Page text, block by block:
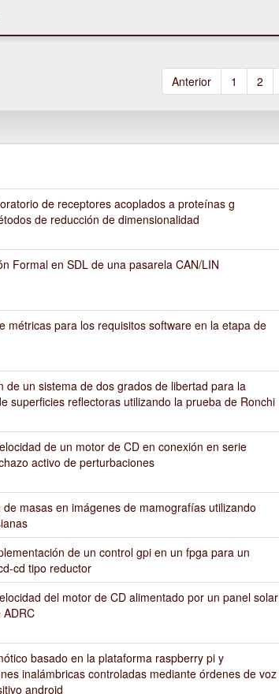
Anterior 1 2
de receptores acoplados a proteínas g
de reducción de dimensionalidad
Formal en SDL de una pasarela CAN/LIN
métricas para los requisitos software en la etapa de
de un sistema de dos grados de libertad para la
superficies reflectoras utilizando la prueba de Ronchi
de un motor de CD en conexión en serie
activo de perturbaciones
de masas en imágenes de mamografías utilizando
de un control gpi en un fpga para un
cd tipo reductor
del motor de CD alimentado por un panel solar
basado en la plataforma raspberry pi y
inalámbricas controladas mediante órdenes de voz
android